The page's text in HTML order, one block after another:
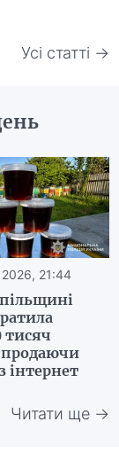
Усі статті →
21:44
тисяч
продаючи
інтернет
Читати ще →